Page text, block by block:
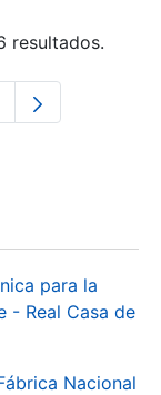
resultados.
intermedias Use
para la
- Real Casa de
Nacional